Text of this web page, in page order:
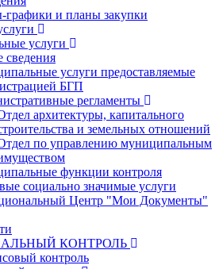
и планы закупки
услуги
услуги предоставляемые
БГП
регламенты
архитектуры, капитального
и земельных отношений
по управлению муниципальным
функции контроля
социально значимые услуги
Центр "Мои Документы"
КОНТРОЛЬ
контроль